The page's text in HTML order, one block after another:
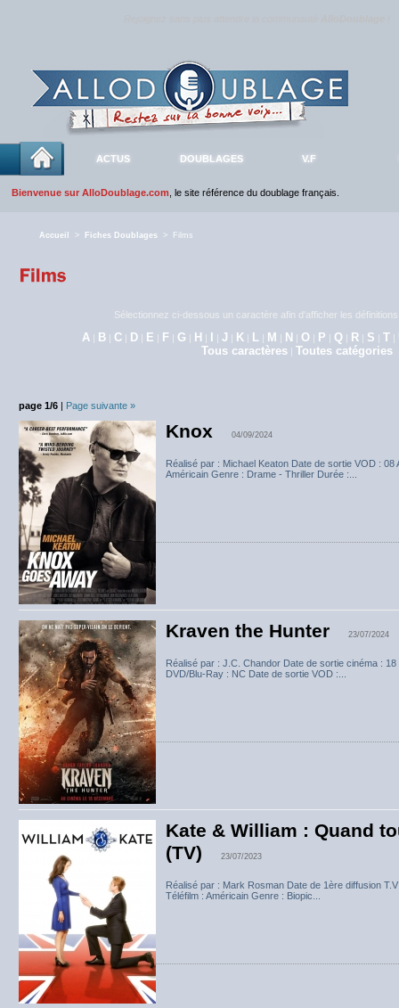
ACTUS DOUBLAGES V.F
Bienvenue sur AlloDoublage.com , le site référence du doublage français.
Accueil > Fiches Doublages > Films
Sélectionnez ci-dessous un caractère afin d'afficher les
A | B | C | D | E | F | G | H | I |J | K | L | M | N | O | P | Q | R | S | T |
Tous caractères | Toutes catégories
page 1/6 | Page suivante »
Knox 04/09/2024
Réalisé par : Michael Keaton Date de sortie VOD : 08
Américain Genre : Drame - Thriller Durée :...
Kraven the Hunter 23/07/2024
Réalisé par : J.C. Chandor Date de sortie cinéma :
DVD/Blu-Ray : NC Date de sortie VOD :...
Kate & William : Quand
(TV)
23/07/2023
Réalisé par : Mark Rosman Date de 1ère diffusion
Téléfilm : Américain Genre : Biopic...